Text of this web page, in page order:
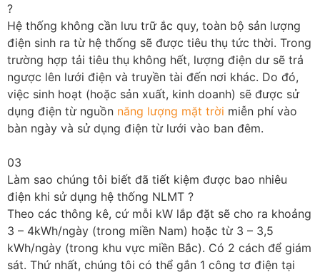
?
Hệ thống không cần lưu trữ ắc quy, toàn bộ sản lượng
điện sinh ra từ hệ thống sẽ được tiêu thụ tức thời. Trong
trường hợp tải tiêu thụ không hết, lượng điện dư sẽ trả
ngược lên lưới điện và truyền tài đến nơi khác. Do đó,
việc sinh hoạt (hoặc sản xuất, kinh doanh) sẽ được sử
dụng điện từ nguồn năng lượng mặt trời miễn phí vào
bàn ngày và sử dụng điện từ lưới vào ban đêm.
03
Làm sao chúng tôi biết đã tiết kiệm được bao nhiêu
điện khi sử dụng hệ thống NLMT ?
Theo các thông kê, cứ mỗi kW lắp đặt sẽ cho ra khoảng
3 – 4kWh/ngày (trong miền Nam) hoặc từ 3 – 3,5
kWh/ngày (trong khu vực miền Bắc). Có 2 cách để giám
sát. Thứ nhất, chúng tôi có thể gắn 1 công tơ điện tại